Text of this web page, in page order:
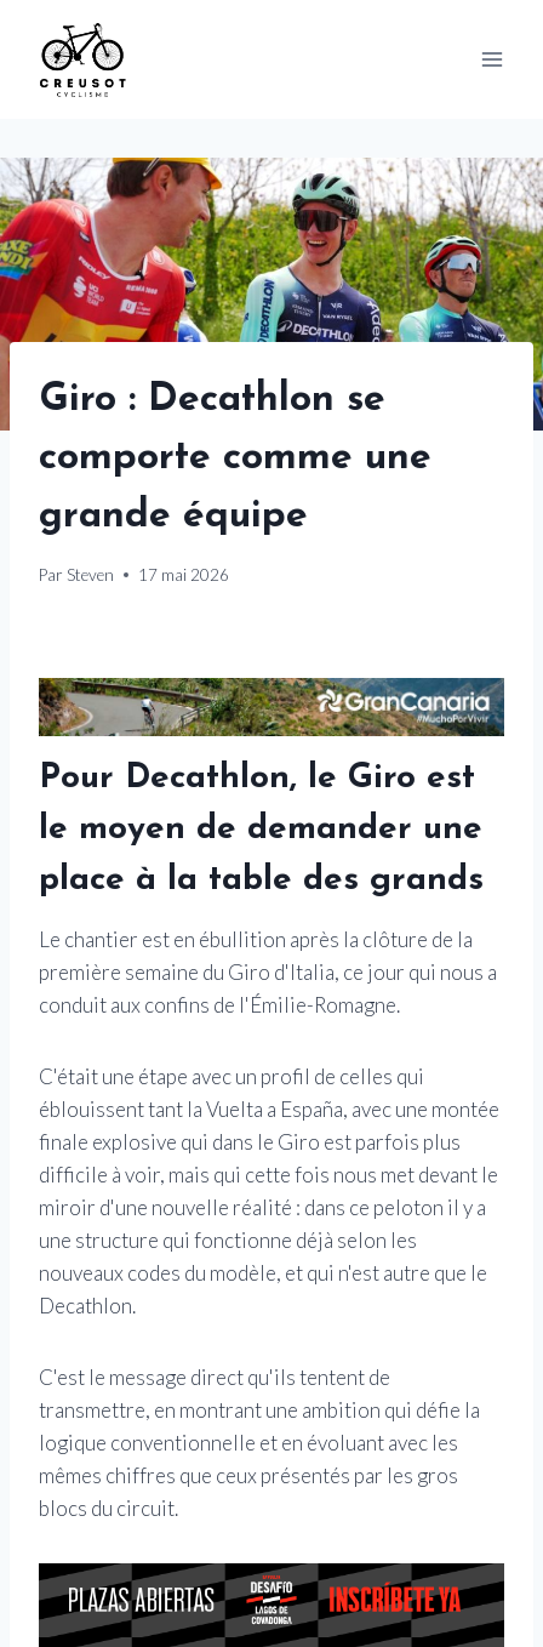
content
Giro : Decathlon se
comporte comme une
grande équipe
Par Steven 17 mai 2026
Pour Decathlon, le Giro est
le moyen de demander une
place à la table des grands
Le chantier est en ébullition après la clôture de la
première semaine du Giro d'Italia, ce jour qui nous a
conduit aux confins de l'Émilie-Romagne.
C'était une étape avec un profil de celles qui
éblouissent tant la Vuelta a España, avec une montée
finale explosive qui dans le Giro est parfois plus
difficile à voir, mais qui cette fois nous met devant le
miroir d'une nouvelle réalité : dans ce peloton il y a
une structure qui fonctionne déjà selon les
nouveaux codes du modèle, et qui n'est autre que le
Decathlon.
C'est le message direct qu'ils tentent de
transmettre, en montrant une ambition qui défie la
logique conventionnelle et en évoluant avec les
mêmes chiffres que ceux présentés par les gros
blocs du circuit.